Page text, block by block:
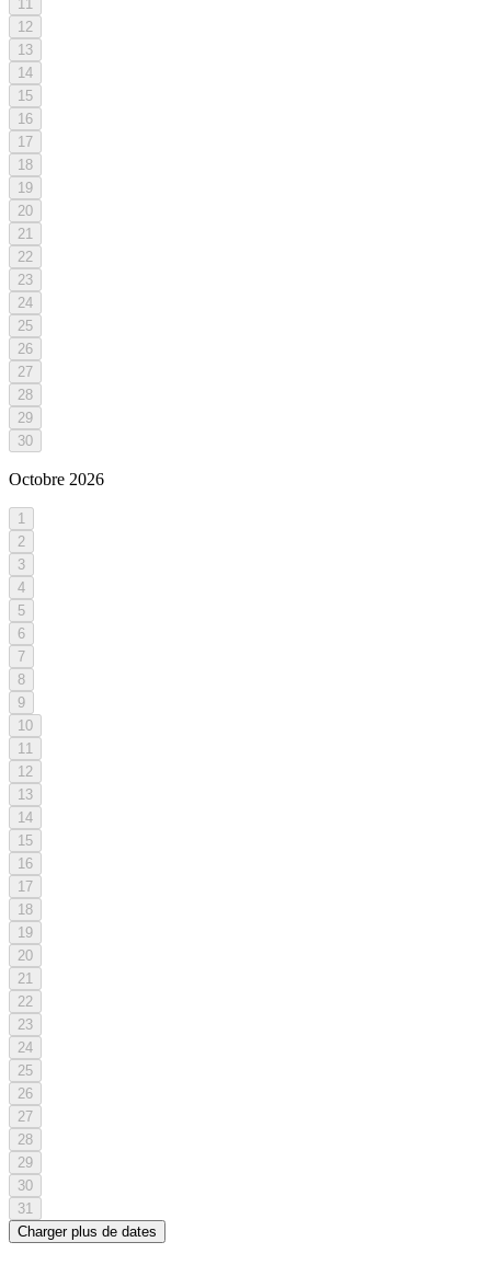
11
12
13
14
15
16
17
18
19
20
21
22
23
24
25
26
27
28
29
30
Octobre 2026
1
2
3
4
5
6
7
8
9
10
11
12
13
14
15
16
17
18
19
20
21
22
23
24
25
26
27
28
29
30
31
Charger plus de dates